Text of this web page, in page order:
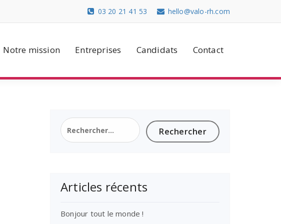
hello@valo-rh.com
03 20 21 41 53
Notre mission Entreprises Candidats Contact
Rechercher :
Articles récents
Bonjour tout le monde !